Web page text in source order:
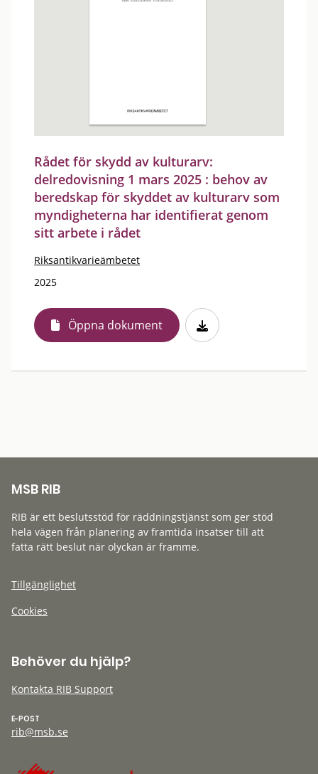
Rådet för skydd av kulturarv:
delredovisning 1 mars 2025 : behov av
beredskap för skyddet av kulturarv som
myndigheterna har identifierat genom
sitt arbete i rådet
Riksantikvarieämbetet
2025
Öppna dokument
MSB RIB
RIB är ett beslutsstöd för räddningstjänst som ger stöd
hela vägen från planering av framtida insatser till att
fatta rätt beslut när olyckan är framme.
Tillgänglighet
Cookies
Behöver du hjälp?
Kontakta RIB Support
E-POST
rib@msb.se